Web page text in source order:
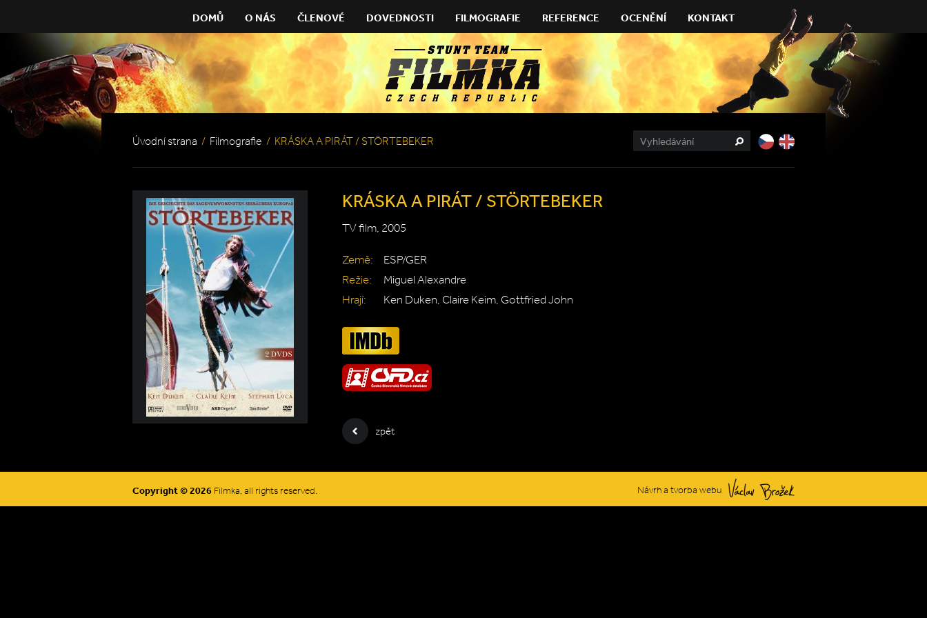
DOMŮ O NÁS ČLENOVÉ DOVEDNOSTI FILMOGRAFIE REFERENCE OCENĚNÍ KONTAKT
Úvodní strana / Filmografie / KRÁSKA A PIRÁT / STÖRTEBEKER
KRÁSKA A PIRÁT / STÖRTEBEKER
TV film, 2005
Země:
ESP/GER
Režie:
Miguel Alexandre
Hrají:
Ken Duken, Claire Keim, Gottfried John
zpět
Copyright © 2026 Filmka, all rights reserved. Návrh a tvorba webu